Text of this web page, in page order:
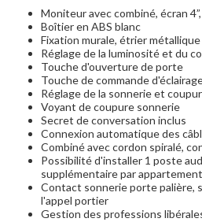
Moniteur avec combiné, écran
Boîtier en ABS blanc
Fixation murale, étrier
Réglage de la luminosité et du
Touche d'ouverture de porte
Touche de commande
Réglage de la sonnerie et
Voyant de coupure sonnerie
Secret de conversation inclus
Connexion automatique des
Combiné avec cordon spiralé,
Possibilité d'installer 1 poste
supplémentaire par appartement
Contact sonnerie porte palière,
l'appel portier
Gestion des professions